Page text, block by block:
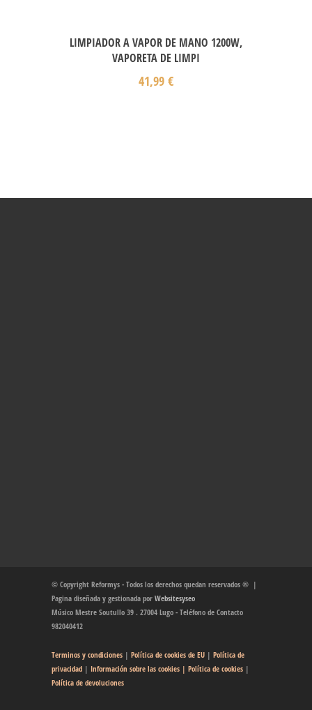
LIMPIADOR A VAPOR DE MANO 1200W,
VAPORETA DE LIMPI
41,99 €
© Copyright Reformys - Todos los derechos quedan reservados ® |
Pagina diseñada y gestionada por Websitesyseo
Músico Mestre Soutullo 39 . 27004 Lugo - Teléfono de Contacto
982040412
Terminos y condiciones | Política de cookies de EU | Política de
privacidad | Información sobre las cookies | Política de cookies |
Política de devoluciones